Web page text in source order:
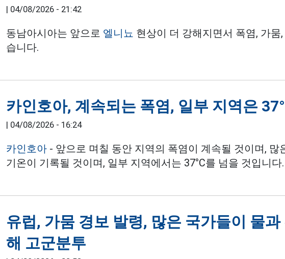
| 04/08/2026 - 21:42
동남아시아는 앞으로 엘니뇨 현상이 더 강해지면서 폭염, 가
습니다.
카인호아, 계속되는 폭염, 일부 지역은
| 04/08/2026 - 16:24
카인호아 - 앞으로 며칠 동안 지역의 폭염이 계속될 것이며, 많
기온이 기록될 것이며, 일부 지역에서는 37°C를 넘을 것입니다.
유럽, 가뭄 경보 발령, 많은 국가들이 물과
해 고군분투